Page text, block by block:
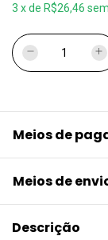
3 xde R$26,46
Meios de
Meios de
Descrição